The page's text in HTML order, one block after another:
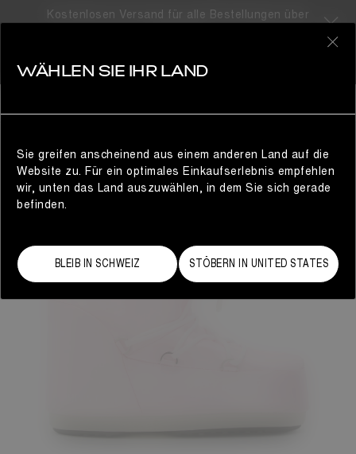
Kostenlosen Versand für alle Bestellungen über
WÄHLEN SIE IHR LAND
Sie greifen anscheinend aus einem anderen Land auf die
Website zu. Für ein optimales Einkaufserlebnis empfehlen
wir, unten das Land auszuwählen, in dem Sie sich gerade
befinden.
BLEIB IN SCHWEIZ STÖBERN IN UNITED STATES